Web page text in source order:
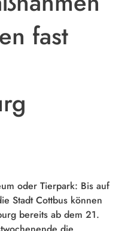
fast
oder Tierpark: Bis auf
Stadt Cottbus können
bereits ab dem 21.